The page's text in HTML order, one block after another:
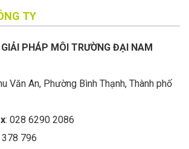
TY
PHÁP MÔI TRƯỜNG ĐẠI NAM
Văn An, Phường Bình Thạnh, Thành phố
: 028 6290 2086
796